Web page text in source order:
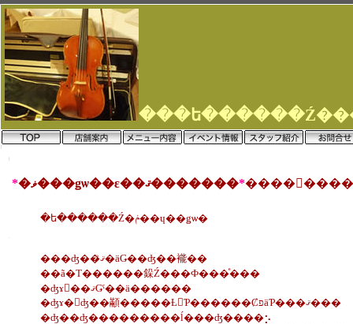
* �ޥ���ǥѡ��ε��ޤ�������*
�ե������Ź�ݥ��ɥ��ǥѡ�
���ʤ��ޤꤪ�äǤ��ʤ��褦��
��ã�Τ������䤪Ź���Ф���ͤ���
�ʤɤ򡢺��ޤǤˤ��ä������
�ʤɤ�򤨤ʤ��顢�����Ƚ񤤤Ƥ������ȻפäƤ���ޤ���
�ʤ��ʤ���������ĺ���ʤ����⡢